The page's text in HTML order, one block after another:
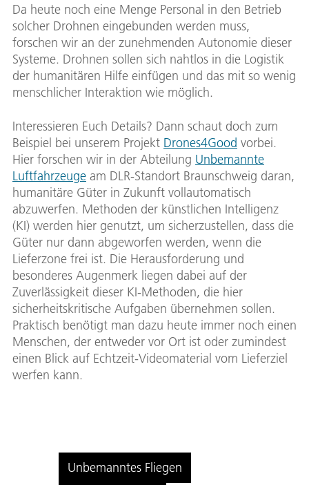
Da heute noch eine Menge Personal in den Betrieb
solcher Drohnen eingebunden werden muss,
forschen wir an der zunehmenden Autonomie dieser
Systeme. Drohnen sollen sich nahtlos in die Logistik
der humanitären Hilfe einfügen und das mit so wenig
menschlicher Interaktion wie möglich.
Interessieren Euch Details? Dann schaut doch zum
Beispiel bei unserem Projekt Drones4Good vorbei.
Hier forschen wir in der Abteilung Unbemannte
Luftfahrzeuge am DLR-Standort Braunschweig daran,
humanitäre Güter in Zukunft vollautomatisch
abzuwerfen. Methoden der künstlichen Intelligenz
(KI) werden hier genutzt, um sicherzustellen, dass die
Güter nur dann abgeworfen werden, wenn die
Lieferzone frei ist. Die Herausforderung und
besonderes Augenmerk liegen dabei auf der
Zuverlässigkeit dieser KI-Methoden, die hier
sicherheitskritische Aufgaben übernehmen sollen.
Praktisch benötigt man dazu heute immer noch einen
Menschen, der entweder vor Ort ist oder zumindest
einen Blick auf Echtzeit-Videomaterial vom Lieferziel
werfen kann.
Unbemanntes Fliegen